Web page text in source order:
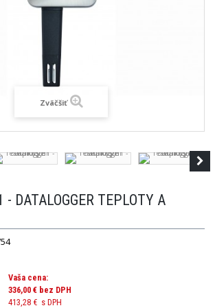
Zväčšiť
DATALOGGER TEPLOTY A
Vaša cena:
336,00 € bez DPH
413,28 € s DPH